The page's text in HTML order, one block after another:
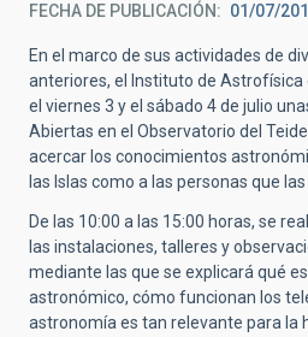
FECHA DE PUBLICACIÓN 01/07/
En el marco de sus actividades de
anteriores, el Instituto de Astrofísica
el viernes 3 y el sábado 4 de julio
Abiertas en el Observatorio del
acercar los conocimientos
las Islas como a las personas que
De las 10:00 a las 15:00 horas, se
las instalaciones, talleres y
mediante las que se explicará qué
astronómico, cómo funcionan los
astronomía es tan relevante para la